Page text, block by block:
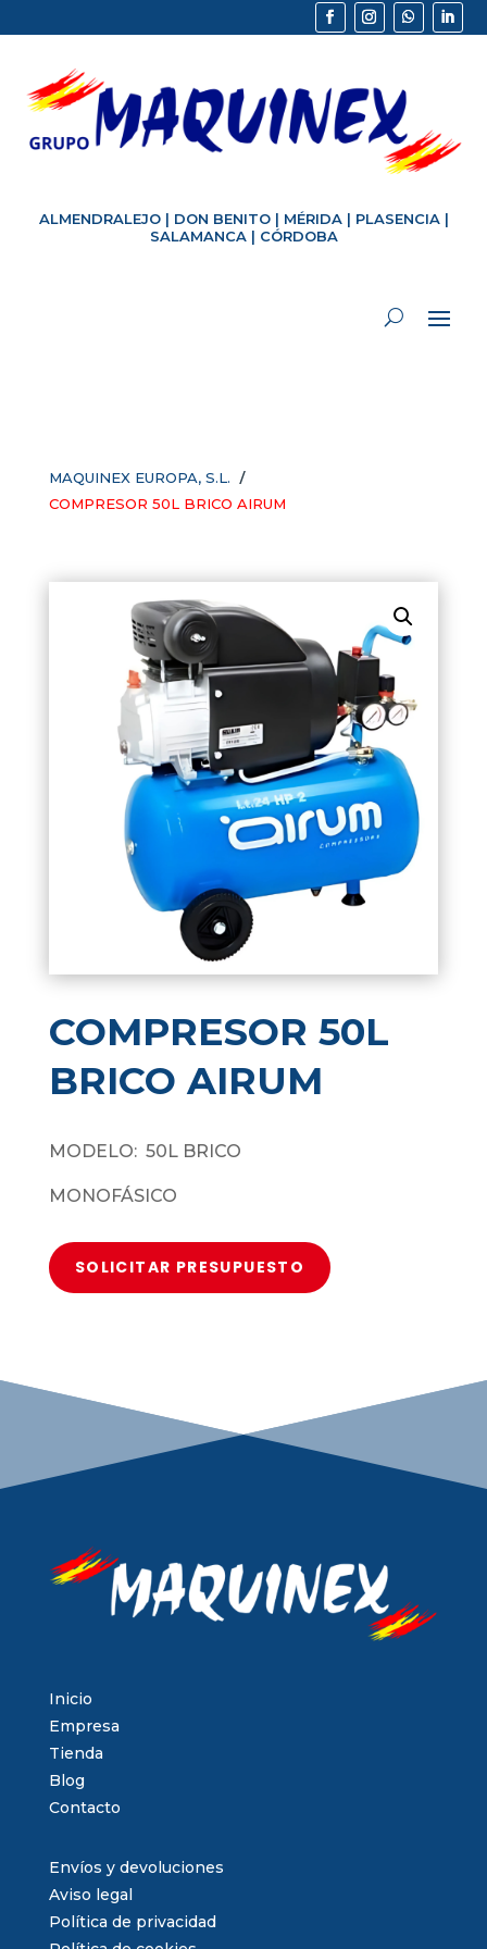
ALMENDRALEJO| DON BENITO| MÉRIDA| PLASENCIA|
SALAMANCA| CÓRDOBA
MAQUINEX EUROPA, S.L. /
COMPRESOR 50L BRICO AIRUM
COMPRESOR 50L
BRICO AIRUM
MODELO: 50L BRICO
MONOFÁSICO
SOLICITAR PRESUPUESTO
Inicio
Empresa
Tienda
Blog
Contacto
Envíos y devoluciones
Aviso legal
Política de privacidad